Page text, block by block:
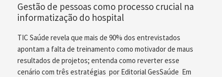
Gestão de pessoas como processo crucial na
informatização do hospital
TIC Saúde revela que mais de 90% dos entrevistados
apontam a falta de treinamento como motivador de maus
resultados de projetos; entenda como reverter esse
cenário com três estratégias por Editorial GesSaúde Em